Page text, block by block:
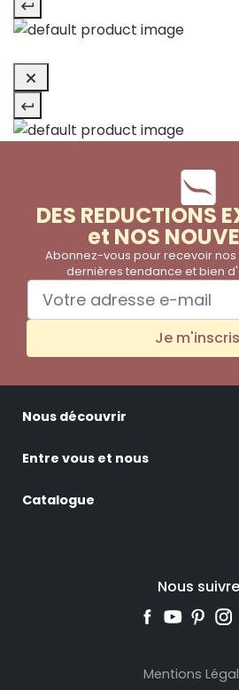
DES REDUCTIONS
et NOS
Abonnez-vous pour recevoir
dernières tendance et bien
Je m'inscris
Nous découvrir
Entre vous et nous
Catalogue
Nous suivre
Mentions